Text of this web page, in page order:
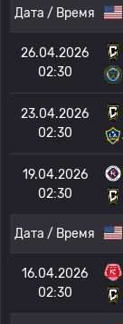
Дата / Время
26.04.2026
02:30
23.04.2026
02:30
19.04.2026
02:30
Дата / Время
16.04.2026
02:30